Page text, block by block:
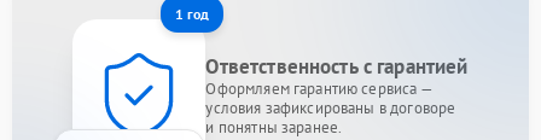
1 год
Ответственность с гарантией
Оформляем гарантию сервиса —
условия зафиксированы в договоре
и понятны заранее.